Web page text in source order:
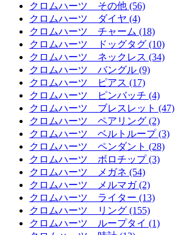
クロムハーツ その他 (56)
クロムハーツ ダイヤ (4)
クロムハーツ チャーム (18)
クロムハーツ ドッグタグ (10)
クロムハーツ ネックレス (34)
クロムハーツ バングル (9)
クロムハーツ ピアス (17)
クロムハーツ ピンバッチ (4)
クロムハーツ ブレスレット (47)
クロムハーツ ペアリング (2)
クロムハーツ ベルトループ (3)
クロムハーツ ペンダント (28)
クロムハーツ ボロチップ (3)
クロムハーツ メガネ (54)
クロムハーツ メルマガ (2)
クロムハーツ ライター (13)
クロムハーツ リング (155)
クロムハーツ ループタイ (1)